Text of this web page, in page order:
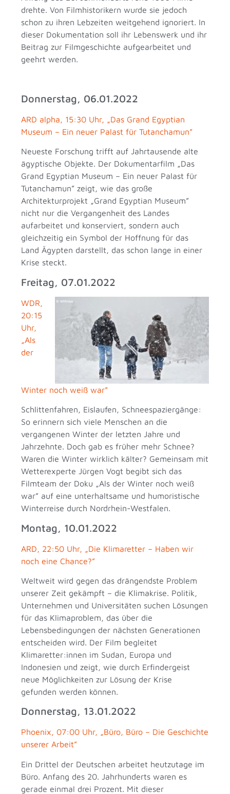
drehte. Von Filmhistorikern wurde sie jedoch
schon zu ihren Lebzeiten weitgehend ignoriert. In
dieser Dokumentation soll ihr Lebenswerk und ihr
Beitrag zur Filmgeschichte aufgearbeitet und
geehrt werden.
Donnerstag, 06.01.2022
ARD alpha, 15:30 Uhr, „Das Grand Egyptian
Museum – Ein neuer Palast für Tutanchamun”
Neueste Forschung trifft auf Jahrtausende alte
ägyptische Objekte. Der Dokumentarfilm „Das
Grand Egyptian Museum – Ein neuer Palast für
Tutanchamun” zeigt, wie das große
Architekturprojekt „Grand Egyptian Museum”
nicht nur die Vergangenheit des Landes
aufarbeitet und konserviert, sondern auch
gleichzeitig ein Symbol der Hoffnung für das
Land Ägypten darstellt, das schon lange in einer
Krise steckt.
Freitag, 07.01.2022
WDR,
20:15
Uhr,
„Als
der
Winter noch weiß war”
Schlittenfahren, Eislaufen, Schneespaziergänge:
So erinnern sich viele Menschen an die
vergangenen Winter der letzten Jahre und
Jahrzehnte. Doch gab es früher mehr Schnee?
Waren die Winter wirklich kälter? Gemeinsam mit
Wetterexperte Jürgen Vogt begibt sich das
Filmteam der Doku „Als der Winter noch weiß
war” auf eine unterhaltsame und humoristische
Winterreise durch Nordrhein-Westfalen.
Montag, 10.01.2022
ARD, 22:50 Uhr, „Die Klimaretter – Haben wir
noch eine Chance?”
Weltweit wird gegen das drängendste Problem
unserer Zeit gekämpft – die Klimakrise. Politik,
Unternehmen und Universitäten suchen Lösungen
für das Klimaproblem, das über die
Lebensbedingungen der nächsten Generationen
entscheiden wird. Der Film begleitet
Klimaretter:innen im Sudan, Europa und
Indonesien und zeigt, wie durch Erfindergeist
neue Möglichkeiten zur Lösung der Krise
gefunden werden können.
Donnerstag, 13.01.2022
Phoenix, 07:00 Uhr, „Büro, Büro – Die Geschichte
unserer Arbeit”
Ein Drittel der Deutschen arbeitet heutzutage im
Büro. Anfang des 20. Jahrhunderts waren es
gerade einmal drei Prozent. Mit dieser